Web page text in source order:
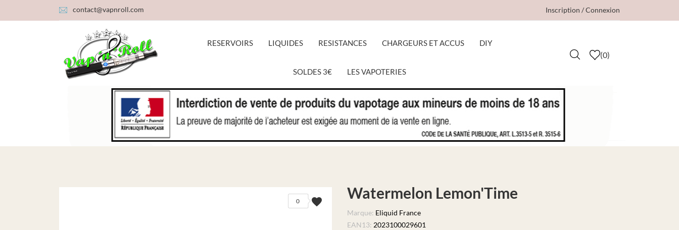
contact@vapnroll.com Inscription / Connexion
RESERVOIRS LIQUIDES RESISTANCES CHARGEURS ET ACCUS DIY
SOLDES 3€ LES VAPOTERIES
(0)
ACCUEIL LIQUIDES WATERMELON LEMON'TIME
favorite
0 Watermelon Lemon'Time
Marque: Eliquid France
EAN13: 2023100029601